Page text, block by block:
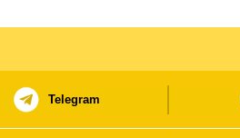
Telegram